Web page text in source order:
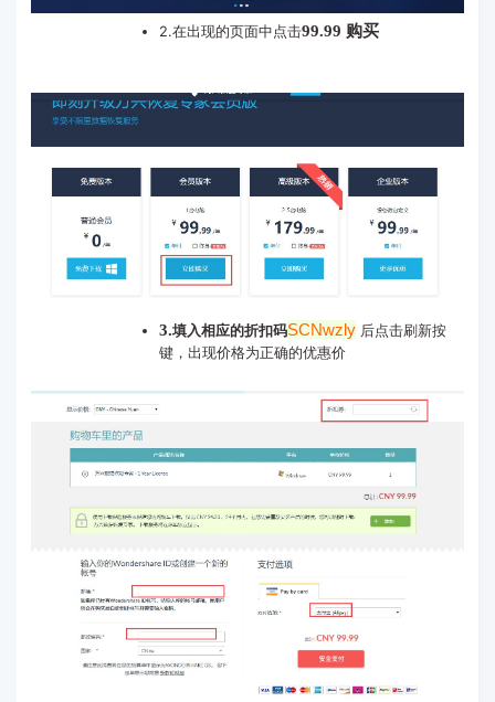
2.在出现的页面中点击99.99 购买
3.填入相应的折扣码SCNwzly后点击刷新按
键，出现价格为正确的优惠价